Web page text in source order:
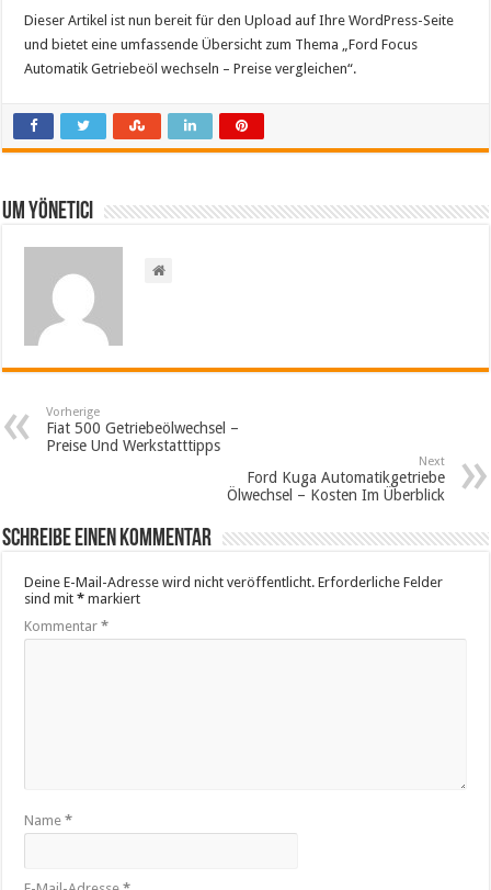
Dieser Artikel ist nun bereit für den Upload auf Ihre WordPress-Seite
und bietet eine umfassende Übersicht zum Thema „Ford Focus
Automatik Getriebeöl wechseln – Preise vergleichen“.
Um yönetici
Vorherige
Fiat 500 Getriebeölwechsel –
Preise Und Werkstatttipps
Next
Ford Kuga Automatikgetriebe
Ölwechsel – Kosten Im Überblick
Schreibe einen Kommentar
Deine E-Mail-Adresse wird nicht veröffentlicht. Erforderliche Felder
sind mit* markiert
Kommentar*
Name*